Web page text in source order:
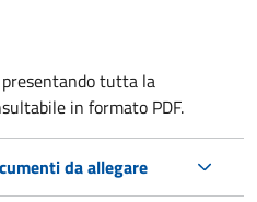
tutta la
in formato PDF.
da allegare